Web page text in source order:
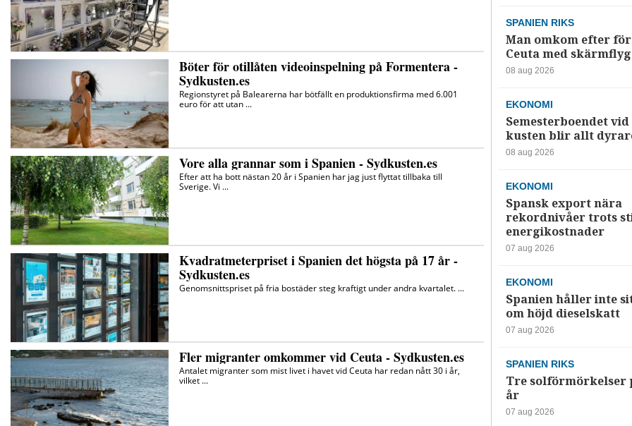
SPANIEN RIKS
Man omkom efter
Ceuta med
08 aug 2026
EKONOMI
Semesterboendet
kusten blir allt
08 aug 2026
EKONOMI
Spansk export nära
rekordnivåer trots
energikostnader
07 aug 2026
EKONOMI
Spanien håller inte
om höjd dieselskatt
07 aug 2026
SPANIEN RIKS
Tre solförmörkelser
år
07 aug 2026